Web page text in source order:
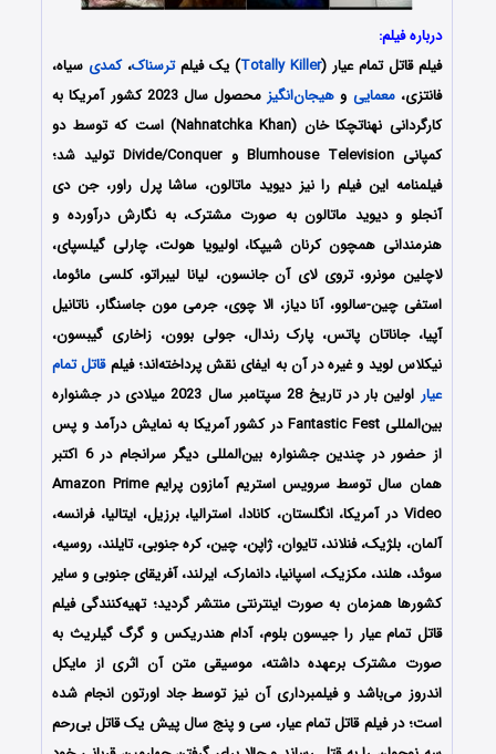
درباره فیلم:
فیلمقاتل تمام عیار(
Totally Killer) یک فیلمترسناک،کمدی سیاه،
فانتزی،معمایی و هیجان‌انگیز
محصول سال 2023 کشور آمریکا به
کارگردانی نهناتچکا خان (Nahnatchka Khan) است که توسط دو
کمپانی Blumhouse Television و Divide/Conquer تولید شد؛
فیلمنامه این فیلم را نیز دیوید ماتالون، ساشا پرل راور، جن دی
آنجلو و دیوید ماتالون به صورت مشترک، به نگارش درآورده و
هنرمندانی همچون کرنان شیپکا، اولیویا هولت، چارلی گیلسپای،
لاچلین مونرو، تروی لای آن جانسون، لیانا لیبراتو، کلسی مائوما،
استفی چین-سالوو، آنا دیاز، الا چوی، جرمی مون جاسنگار، ناتانیل
آپیا، جاناتان پاتس، پارک رندال، جولی بوون، زاخاری گیبسون،
نیکلاس لوید و غیره در آن به ایفای نقش پرداخته‌اند؛ فیلمقاتل تمام
عیار
اولین بار در تاریخ 28 سپتامبر سال 2023 میلادی در جشنواره
بین‌المللی Fantastic Fest در کشور آمریکا به نمایش درآمد و پس
از حضور در چندین جشنواره بین‌المللی دیگر سرانجام در 6 اکتبر
همان سال توسط سرویس استریم آمازون پرایم Amazon Prime
Video در آمریکا، انگلستان، کانادا، استرالیا، برزیل، ایتالیا، فرانسه،
آلمان، بلژیک، فنلاند، تایوان، ژاپن، چین، کره جنوبی، تایلند، روسیه،
سوئد، هلند، مکزیک، اسپانیا، دانمارک، ایرلند، آفریقای جنوبی و سایر
کشورها همزمان به صورت اینترنتی منتشر گردید؛ تهیه‌کنندگی فیلم
قاتل تمام عیاررا جیسون بلوم، آدام هندریکس و گرگ گیلریث به
صورت مشترک برعهده داشته، موسیقی متن آن اثری از مایکل
اندروز می‌باشد و فیلمبرداری آن نیز توسط جاد اورتون انجام شده
است؛ در فیلمقاتل تمام عیار، سی و پنج سال پیش یک قاتل بی‌رحم